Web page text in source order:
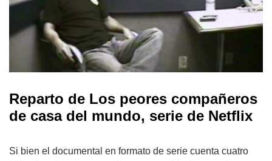
Reparto de Los peores compañeros
de casa del mundo, serie de Netflix
Si bien el documental en formato de serie cuenta cuatro